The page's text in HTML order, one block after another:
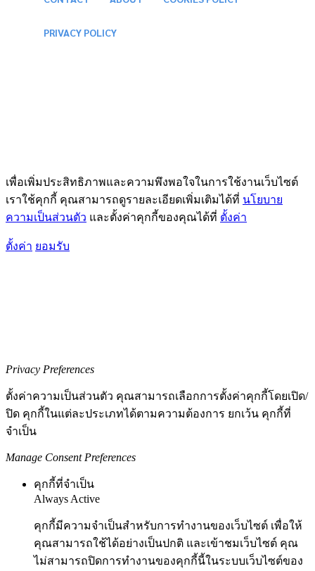
PRIVACY POLICY
เพื่อเพิ่มประสิทธิภาพและความพึงพอใจในการใช้งานเว็บไซต์
เราใช้คุกกี้ คุณสามารถดูรายละเอียดเพิ่มเติมได้ที่ นโยบาย
ความเป็นส่วนตัว และตั้งค่าคุกกี้ของคุณได้ที่ ตั้งค่า
ตั้งค่า ยอมรับ
Privacy Preferences
ตั้งค่าความเป็นส่วนตัว คุณสามารถเลือกการตั้งค่าคุกกี้โดยเปิด/
ปิด คุกกี้ในแต่ละประเภทได้ตามความต้องการ ยกเว้น คุกกี้ที่
จำเป็น
Manage Consent Preferences
คุกกี้ที่จำเป็น
Always Active
คุกกี้มีความจำเป็นสำหรับการทำงานของเว็บไซต์ เพื่อให้
คุณสามารถใช้ได้อย่างเป็นปกติ และเข้าชมเว็บไซต์ คุณ
ไม่สามารถปิดการทำงานของคุกกี้นี้ในระบบเว็บไซต์ของ